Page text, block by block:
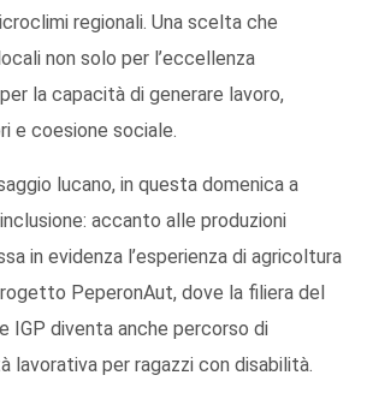
regionali. Una scelta che
non solo per l’eccellenza
la capacità di generare lavoro,
e coesione sociale.
lucano, in questa domenica a
accanto alle produzioni
in evidenza l’esperienza di agricoltura
PeperonAut, dove la filiera del
IGP diventa anche percorso di
lavorativa per ragazzi con disabilità.